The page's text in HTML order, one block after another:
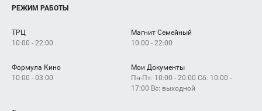
Услуги
Рекламодателям
Как добраться
РЕЖИМ РАБОТЫ
ТРЦ
10:00 - 22:00
Магнит Семейный
10:00 - 22:00
Формула Кино
10:00 - 03:00
Мои Документы
Пн-Пт: 10:00 - 20:00 Сб: 10:00 -
17:00 Вс: выходной